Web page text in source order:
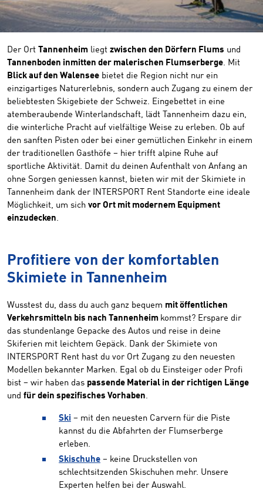
Der Ort Tannenheim liegt zwischen den Dörfern Flums und
Tannenboden inmitten der malerischen Flumserberge. Mit
Blick auf den Walensee bietet die Region nicht nur ein
einzigartiges Naturerlebnis, sondern auch Zugang zu einem der
beliebtesten Skigebiete der Schweiz. Eingebettet in eine
atemberaubende Winterlandschaft, lädt Tannenheim dazu ein,
die winterliche Pracht auf vielfältige Weise zu erleben. Ob auf
den sanften Pisten oder bei einer gemütlichen Einkehr in einem
der traditionellen Gasthöfe – hier trifft alpine Ruhe auf
sportliche Aktivität. Damit du deinen Aufenthalt von Anfang an
ohne Sorgen geniessen kannst, bieten wir mit der Skimiete in
Tannenheim dank der INTERSPORT Rent Standorte eine ideale
Möglichkeit, um sich vor Ort mit modernem Equipment
einzudecken.
Profitiere von der komfortablen
Skimiete in Tannenheim
Wusstest du, dass du auch ganz bequem mit öffentlichen
Verkehrsmitteln bis nach Tannenheim kommst? Erspare dir
das stundenlange Gepacke des Autos und reise in deine
Skiferien mit leichtem Gepäck. Dank der Skimiete von
INTERSPORT Rent hast du vor Ort Zugang zu den neuesten
Modellen bekannter Marken. Egal ob du Einsteiger oder Profi
bist – wir haben das passende Material in der richtigen Länge
und für dein spezifisches Vorhaben.
Ski – mit den neuesten Carvern für die Piste
kannst du die Abfahrten der Flumserberge
erleben.
Skischuhe – keine Druckstellen von
schlechtsitzenden Skischuhen mehr. Unsere
Experten helfen bei der Auswahl.